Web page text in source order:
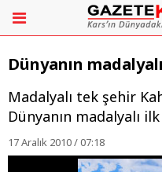
Dünyanın
Madalyalı tek şehir
Dünyanın madalyalı
17 Aralık 2010 / 07:18